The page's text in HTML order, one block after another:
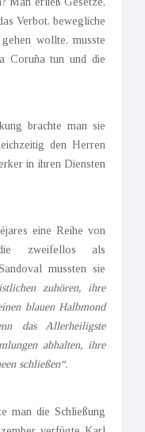
Verbot, bewegliche
wollte, musste
Coruña tun und die
brachte man sie
den Herren
in ihren Diensten
eine Reihe von
die zweifellos als
mussten sie
zuhören, ihre
blauen Halbmond
das Allerheiligste
abhalten, ihre
schließen“.
man die Schließung